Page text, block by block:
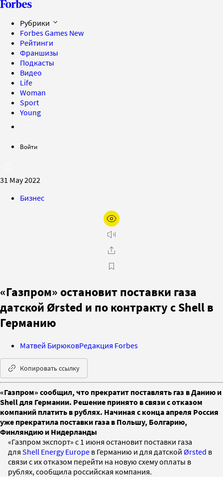
Рубрики
Forbes Games New
Рейтинги
Франшизы
Подкасты
Видео
Life
Woman
Sport
Young
Войти
31 May 2022
Бизнес
«Газпром» остановит поставки газа
датской Ørsted и по контракту с Shell в
Германию
Матвей БирюковРедакция Forbes
Копировать ссылку
«Газпром» сообщил, что прекратит поставлять газ в Данию и
Shell для Германии. Решение принято в связи с отказом
компаний платить в рублях. Начиная с конца апреля Россия
уже прекратила поставки газа в Польшу, Болгарию,
Финляндию и Нидерланды
«Газпром экспорт» с 1 июня остановит поставки газа
для Shell Energy Europe в Германию и для датской Ørsted в
связи с их отказом перейти на новую схему оплаты в
рублях, сообщила российская компания.